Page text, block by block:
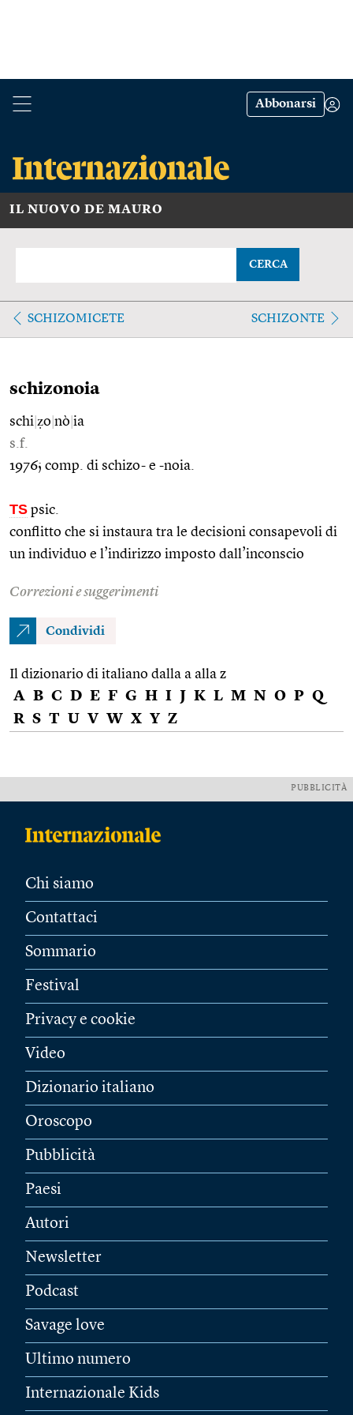
Abbonarsi
IL NUOVO DE MAURO
CERCA
SCHIZOMICETE SCHIZONTE
schizonoia
schi ẓo nò ia
s.f.
1976; comp. di schizo- e -noia.
TS psic.
conflitto che si instaura tra le decisioni consapevoli di
un individuo e l’indirizzo imposto dall’inconscio
Correzioni e suggerimenti
Condividi
Il dizionario di italiano dalla a alla z
A B C D E F G H I J K L M N O P Q
R S T U V W X Y Z
PUBBLICITÀ
Chi siamo
Contattaci
Sommario
Festival
Privacy e cookie
Video
Dizionario italiano
Oroscopo
Pubblicità
Paesi
Autori
Newsletter
Podcast
Savage love
Ultimo numero
Internazionale Kids